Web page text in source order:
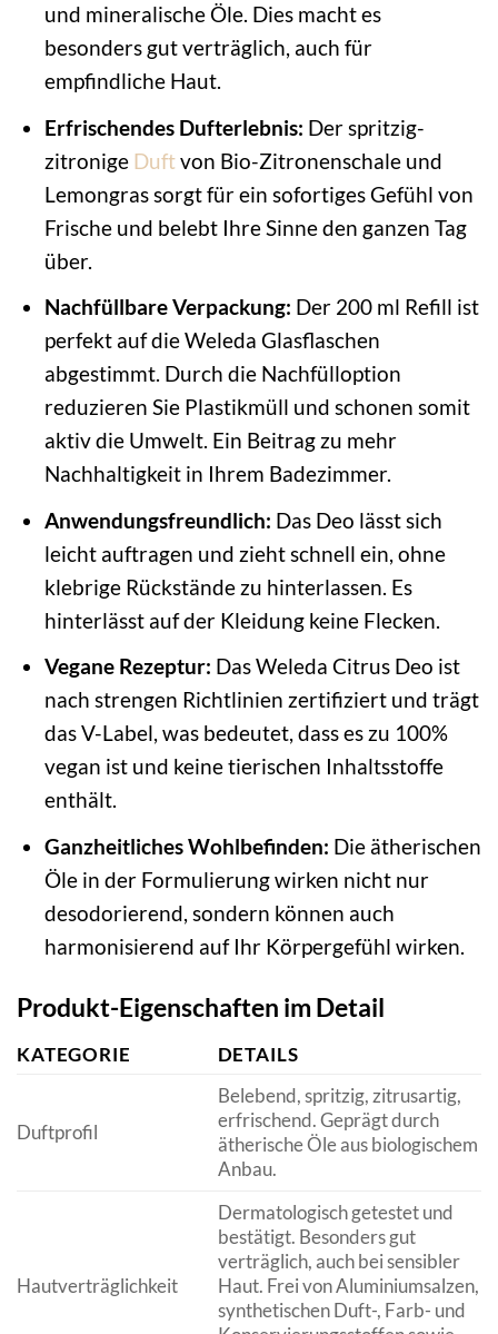
und mineralische Öle. Dies macht es
besonders gut verträglich, auch für
empfindliche Haut.
Erfrischendes Dufterlebnis: Der spritzig-
zitronige Duftvon Bio-Zitronenschale und
Lemongras sorgt für ein sofortiges Gefühl von
Frische und belebt Ihre Sinne den ganzen Tag
über.
Nachfüllbare Verpackung: Der 200 ml Refill ist
perfekt auf die Weleda Glasflaschen
abgestimmt. Durch die Nachfülloption
reduzieren Sie Plastikmüll und schonen somit
aktiv die Umwelt. Ein Beitrag zu mehr
Nachhaltigkeit in Ihrem Badezimmer.
Anwendungsfreundlich: Das Deo lässt sich
leicht auftragen und zieht schnell ein, ohne
klebrige Rückstände zu hinterlassen. Es
hinterlässt auf der Kleidung keine Flecken.
Vegane Rezeptur: Das Weleda Citrus Deo ist
nach strengen Richtlinien zertifiziert und trägt
das V-Label, was bedeutet, dass es zu 100%
vegan ist und keine tierischen Inhaltsstoffe
enthält.
Ganzheitliches Wohlbefinden: Die ätherischen
Öle in der Formulierung wirken nicht nur
desodorierend, sondern können auch
harmonisierend auf Ihr Körpergefühl wirken.
Produkt-Eigenschaften im Detail
KATEGORIE DETAILS
Duftprofil
Belebend, spritzig, zitrusartig,
erfrischend. Geprägt durch
ätherische Öle aus biologischem
Anbau.
Hautverträglichkeit
Dermatologisch getestet und
bestätigt. Besonders gut
verträglich, auch bei sensibler
Haut. Frei von Aluminiumsalzen,
synthetischen Duft-, Farb- und